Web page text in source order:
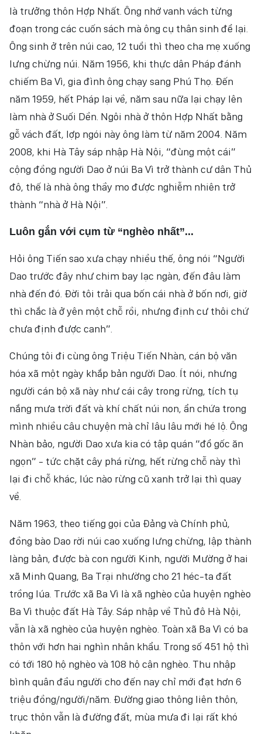
là trưởng thôn Hợp Nhất. Ông nhớ vanh vách từng
đoạn trong các cuốn sách mà ông cụ thân sinh để lại.
Ông sinh ở trên núi cao, 12 tuổi thì theo cha mẹ xuống
lưng chừng núi. Năm 1956, khi thực dân Pháp đánh
chiếm Ba Vì, gia đình ông chạy sang Phú Thọ. Đến
năm 1959, hết Pháp lại về, năm sau nữa lại chạy lên
làm nhà ở Suối Dền. Ngôi nhà ở thôn Hợp Nhất bằng
gỗ vách đất, lợp ngói này ông làm từ năm 2004. Năm
2008, khi Hà Tây sáp nhập Hà Nội, “đùng một cái”
cộng đồng người Dao ở núi Ba Vì trở thành cư dân Thủ
đô, thế là nhà ông thầy mo được nghiễm nhiên trở
thành “nhà ở Hà Nội”.
Luôn gắn với cụm từ “nghèo nhất”...
Hỏi ông Tiến sao xưa chạy nhiều thế, ông nói “Người
Dao trước đây như chim bay lạc ngàn, đến đâu làm
nhà đến đó. Đời tôi trải qua bốn cái nhà ở bốn nơi, giờ
thì chắc là ở yên một chỗ rồi, nhưng định cư thôi chứ
chưa định được canh”.
Chúng tôi đi cùng ông Triệu Tiến Nhàn, cán bộ văn
hóa xã một ngày khắp bản người Dao. Ít nói, nhưng
người cán bộ xã này như cái cây trong rừng, tích tụ
nắng mưa trời đất và khí chất núi non, ẩn chứa trong
mình nhiều câu chuyện mà chỉ lâu lâu mới hé lộ. Ông
Nhàn bảo, người Dao xưa kia có tập quán “đổ gốc ăn
ngọn” - tức chặt cây phá rừng, hết rừng chỗ này thì
lại đi chỗ khác, lúc nào rừng cũ xanh trở lại thì quay
về.
Năm 1963, theo tiếng gọi của Đảng và Chính phủ,
đồng bào Dao rời núi cao xuống lưng chừng, lập thành
làng bản, được bà con người Kinh, người Mường ở hai
xã Minh Quang, Ba Trại nhường cho 21 héc-ta đất
trồng lúa. Trước xã Ba Vì là xã nghèo của huyện nghèo
Ba Vì thuộc đất Hà Tây. Sáp nhập về Thủ đô Hà Nội,
vẫn là xã nghèo của huyện nghèo. Toàn xã Ba Vì có ba
thôn với hơn hai nghìn nhân khẩu. Trong số 451 hộ thì
có tới 180 hộ nghèo và 108 hộ cận nghèo. Thu nhập
bình quân đầu người cho đến nay chỉ mới đạt hơn 6
triệu đồng/người/năm. Đường giao thông liên thôn,
trục thôn vẫn là đường đất, mùa mưa đi lại rất khó